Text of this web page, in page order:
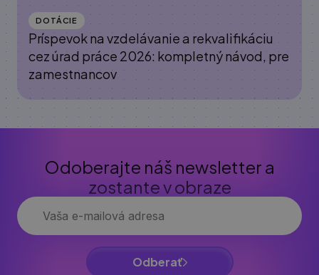
DOTÁCIE
Príspevok na vzdelávanie a rekvalifikáciu
cez úrad práce 2026: kompletný návod, pre
zamestnancov
Odoberajte náš newsletter a
zostante v obraze
Odberať